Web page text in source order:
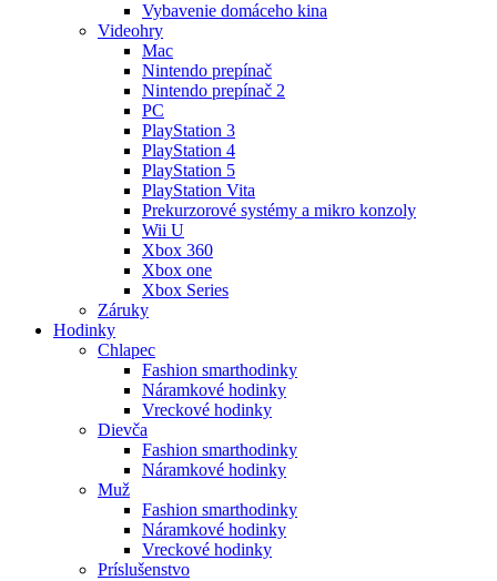
Vybavenie domáceho kina
Videohry
Mac
Nintendo prepínač
Nintendo prepínač 2
PC
PlayStation 3
PlayStation 4
PlayStation 5
PlayStation Vita
Prekurzorové systémy a mikro konzoly
Wii U
Xbox 360
Xbox one
Xbox Series
Záruky
Hodinky
Chlapec
Fashion smarthodinky
Náramkové hodinky
Vreckové hodinky
Dievča
Fashion smarthodinky
Náramkové hodinky
Muž
Fashion smarthodinky
Náramkové hodinky
Vreckové hodinky
Príslušenstvo